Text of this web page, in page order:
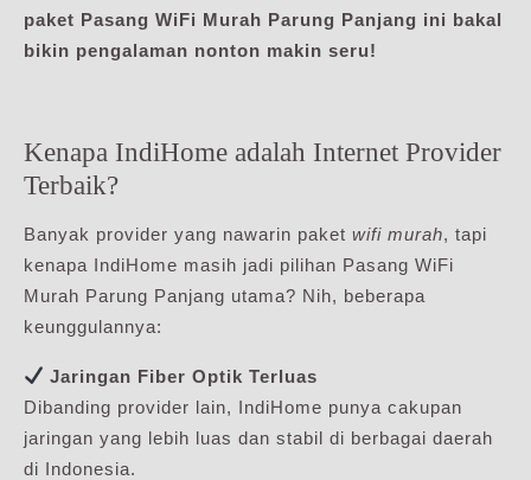
paket Pasang WiFi Murah Parung Panjang ini bakal
bikin pengalaman nonton makin seru!
Kenapa IndiHome adalah Internet Provider
Terbaik?
Banyak provider yang nawarin paket wifi murah, tapi
kenapa IndiHome masih jadi pilihan Pasang WiFi
Murah Parung Panjang utama? Nih, beberapa
keunggulannya:
Jaringan Fiber Optik Terluas
Dibanding provider lain, IndiHome punya cakupan
jaringan yang lebih luas dan stabil di berbagai daerah
di Indonesia.